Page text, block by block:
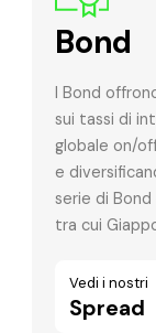
Bond
I Bond
sui tassi di
globale on/
e
serie di
tra cui
Vedi i nostri
Spread